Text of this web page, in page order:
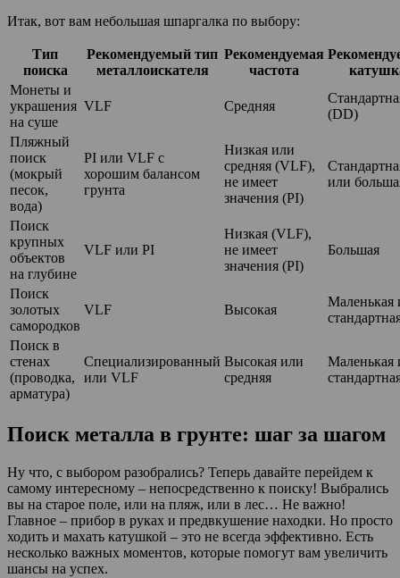
Итак, вот вам небольшая шпаргалка по выбору:
Тип
поиска
Рекомендуемый тип
металлоискателя
Рекомендуемая
частота
Монеты и
украшения
на суше
VLF Средняя
(DD)
Пляжный
поиск
(мокрый
песок,
вода)
PI или VLF с
хорошим балансом
грунта
Низкая или
средняя (VLF),
не имеет
значения (PI)
или
Поиск
крупных
объектов
на глубине
VLF или PI
Низкая (VLF),
не имеет
значения (PI)
Большая
Поиск
золотых
самородков
VLF Высокая
Маленькая
Поиск в
стенах
(проводка,
арматура)
Специализированный
или VLF
Высокая или
средняя
Маленькая
Поиск металла в грунте: шаг за шагом
Ну что, с выбором разобрались? Теперь давайте перейдем к
самому интересному – непосредственно к поиску! Выбрались
вы на старое поле, или на пляж, или в лес… Не важно!
Главное – прибор в руках и предвкушение находки. Но просто
ходить и махать катушкой – это не всегда эффективно. Есть
несколько важных моментов, которые помогут вам увеличить
шансы на успех.